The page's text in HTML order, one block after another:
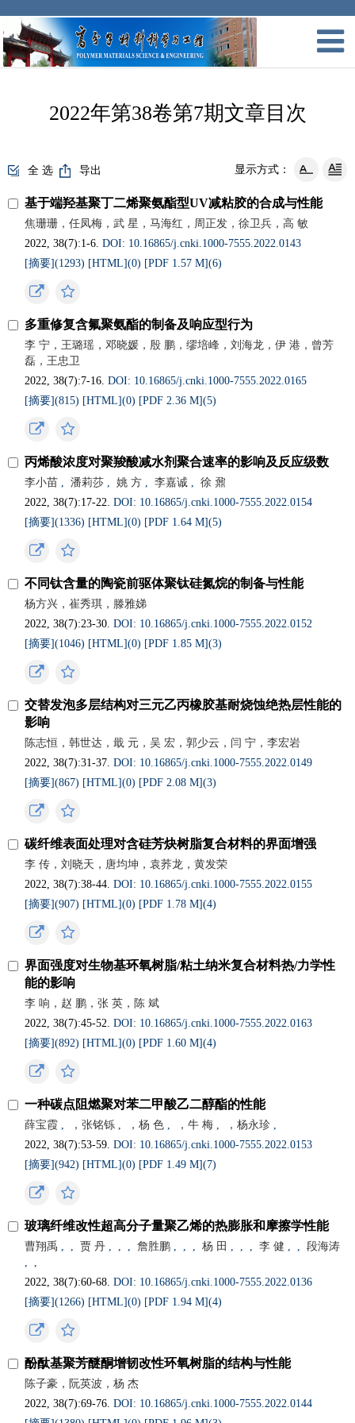
2022年第38卷第7期文章目次
全 选 导出 显示方式：
基于端羟基聚丁二烯聚氨酯型UV减粘胶的合成与性能
焦珊珊，任凤梅，武 星，马海红，周正发，徐卫兵，高 敏
2022, 38(7):1-6.DOI: 10.16865/j.cnki.1000-7555.2022.0143
[摘要](1293) [HTML](0) [PDF 1.57 M](6)
多重修复含氟聚氨酯的制备及响应型行为
李 宁，王璐瑶，邓晓媛，殷 鹏，缪培峰，刘海龙，伊 港，曾芳
磊，王忠卫
2022, 38(7):7-16.DOI: 10.16865/j.cnki.1000-7555.2022.0165
[摘要](815) [HTML](0) [PDF 2.36 M](5)
丙烯酸浓度对聚羧酸减水剂聚合速率的影响及反应级数
李小苗 , 潘莉莎 , 姚 方 , 李嘉诚 ,
徐 鼐
2022, 38(7):17-22.DOI: 10.16865/j.cnki.1000-7555.2022.0154
[摘要](1336) [HTML](0) [PDF 1.64 M](5)
不同钛含量的陶瓷前驱体聚钛硅氮烷的制备与性能
杨方兴，崔秀琪，滕雅娣
2022, 38(7):23-30.DOI: 10.16865/j.cnki.1000-7555.2022.0152
[摘要](1046) [HTML](0) [PDF 1.85 M](3)
交替发泡多层结构对三元乙丙橡胶基耐烧蚀绝热层性能的
影响
陈志恒，韩世达，戢 元，吴 宏，郭少云，闫 宁，李宏岩
2022, 38(7):31-37.DOI: 10.16865/j.cnki.1000-7555.2022.0149
[摘要](867) [HTML](0) [PDF 2.08 M](3)
碳纤维表面处理对含硅芳炔树脂复合材料的界面增强
李 传，刘晓天，唐均坤，袁荞龙，黄发荣
2022, 38(7):38-44.DOI: 10.16865/j.cnki.1000-7555.2022.0155
[摘要](907) [HTML](0) [PDF 1.78 M](4)
界面强度对生物基环氧树脂/粘土纳米复合材料热/力学性
能的影响
李 响，赵 鹏，张 英，陈 斌
2022, 38(7):45-52.DOI: 10.16865/j.cnki.1000-7555.2022.0163
[摘要](892) [HTML](0) [PDF 1.60 M](4)
一种碳点阻燃聚对苯二甲酸乙二醇酯的性能
薛宝霞 , ，张铭铄 , ，杨 色 , ，牛 梅 , ，杨永珍 ,
2022, 38(7):53-59.DOI: 10.16865/j.cnki.1000-7555.2022.0153
[摘要](942) [HTML](0) [PDF 1.49 M](7)
玻璃纤维改性超高分子量聚乙烯的热膨胀和摩擦学性能
曹翔禹 , , 贾 丹 , , , 詹胜鹏 , , , 杨 田 , , , 李 健 , ,
段海涛
,
,
2022, 38(7):60-68.DOI: 10.16865/j.cnki.1000-7555.2022.0136
[摘要](1266) [HTML](0) [PDF 1.94 M](4)
酚酞基聚芳醚酮增韧改性环氧树脂的结构与性能
陈子豪，阮英波，杨 杰
2022, 38(7):69-76.DOI: 10.16865/j.cnki.1000-7555.2022.0144